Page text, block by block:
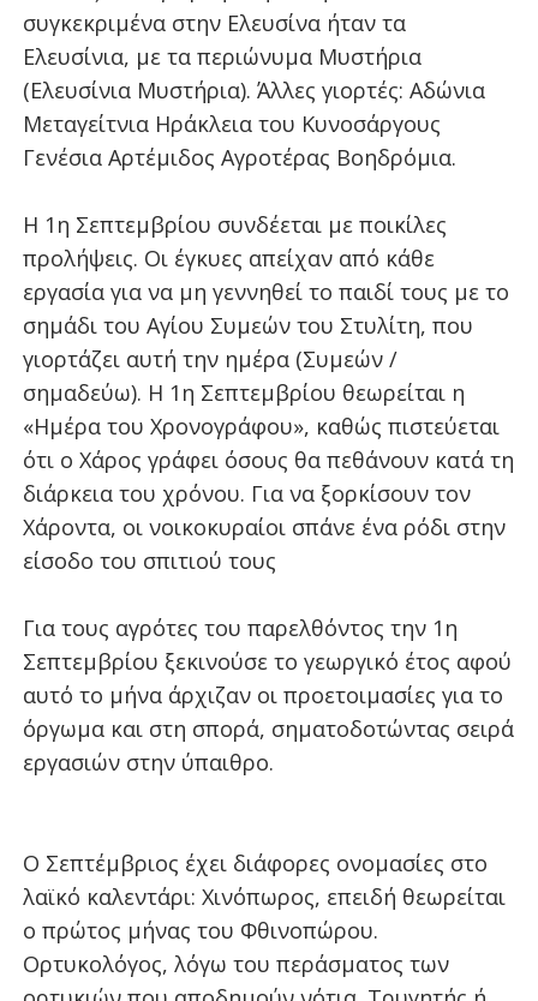
συγκεκριμένα στην Ελευσίνα ήταν τα
Ελευσίνια, με τα περιώνυμα Μυστήρια
(Ελευσίνια Μυστήρια). Άλλες γιορτές: Αδώνια ​
Μεταγείτνια Ηράκλεια του Κυνοσάργους
Γενέσια Αρτέμιδος Αγροτέρας Βοηδρόμια.
Η 1η Σεπτεμβρίου συνδέεται με ποικίλες
προλήψεις. Οι έγκυες απείχαν από κάθε
εργασία για να μη γεννηθεί το παιδί τους με το
σημάδι του Αγίου Συμεών του Στυλίτη, που
γιορτάζει αυτή την ημέρα (Συμεών /
σημαδεύω). Η 1η Σεπτεμβρίου θεωρείται η
«Ημέρα του Χρονογράφου», καθώς πιστεύεται
ότι ο Χάρος γράφει όσους θα πεθάνουν κατά τη
διάρκεια του χρόνου. Για να ξορκίσουν τον
Χάροντα, οι νοικοκυραίοι σπάνε ένα ρόδι στην
είσοδο του σπιτιού τους
Για τους αγρότες του παρελθόντος την 1η
Σεπτεμβρίου ξεκινούσε το γεωργικό έτος αφού
αυτό το μήνα άρχιζαν οι προετοιμασίες για το
όργωμα και στη σπορά, σηματοδοτώντας σειρά
εργασιών στην ύπαιθρο.
Ο Σεπτέμβριος έχει διάφορες ονομασίες στο
λαϊκό καλεντάρι: Χινόπωρος, επειδή θεωρείται
ο πρώτος μήνας του Φθινοπώρου.
Ορτυκολόγος, λόγω του περάσματος των